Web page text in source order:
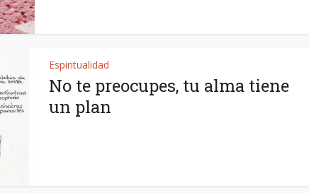
Espiritualidad
No te preocupes, tu alma tiene
un plan